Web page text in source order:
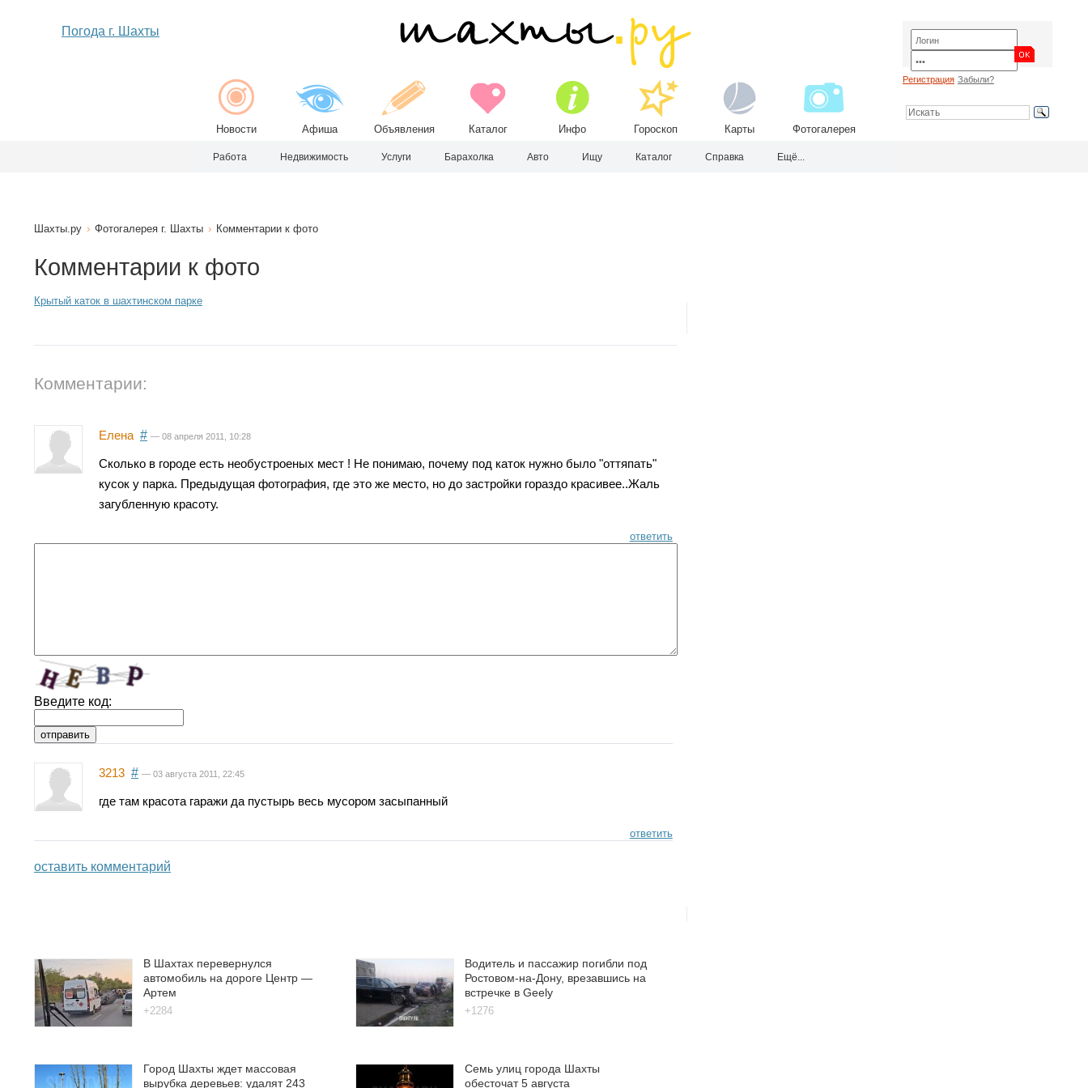
Погода г. Шахты
Новости Афиша Объявления Каталог Инфо Гороскоп Карты Фотогалерея
Регистрация Забыли?
Работа Недвижимость Услуги Барахолка Авто Ищу Каталог Справка Ещё...
Шахты.ру Фотогалерея г. Шахты Комментарии к фото
Комментарии к фото
Крытый каток в шахтинском парке
Комментарии:
Елена # — 08 апреля 2011, 10:28
Сколько в городе есть необустроеных мест ! Не понимаю, почему под каток нужно было "оттяпать"
кусок у парка. Предыдущая фотография, где это же место, но до застройки гораздо красивее..Жаль
загубленную красоту.
ответить
Введите код:
3213 # — 03 августа 2011, 22:45
где там красота гаражи да пустырь весь мусором засыпанный
ответить
оставить комментарий
В Шахтах перевернулся
автомобиль на дороге Центр —
Артем
+2284
Водитель и пассажир погибли под
Ростовом-на-Дону, врезавшись на
встречке в Geely
+1276
Город Шахты ждет массовая
вырубка деревьев: удалят 243
Семь улиц города Шахты
обесточат 5 августа